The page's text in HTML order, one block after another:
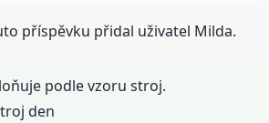
příspěvku přidal uživatel Milda.
podle vzoru stroj.
den